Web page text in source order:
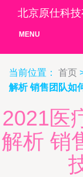
北京原仕科技
MENU
当前位置： 首页
解析 销售团队如
2021医
解析 销